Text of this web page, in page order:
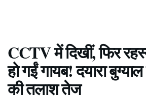
CCTV में दिखीं, फिर
हो गईं गायब! दयारा
की तलाश तेज